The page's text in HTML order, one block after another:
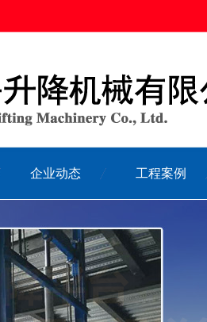
企业动态 工程案例